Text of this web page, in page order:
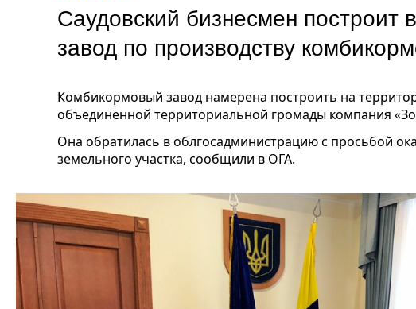
Саудовский бизнесмен построит
завод по производству
Комбикормовый завод намерена построить на
объединенной территориальной громады компания
Она обратилась в облгосадминистрацию с просьбой
земельного участка, сообщили в ОГА.